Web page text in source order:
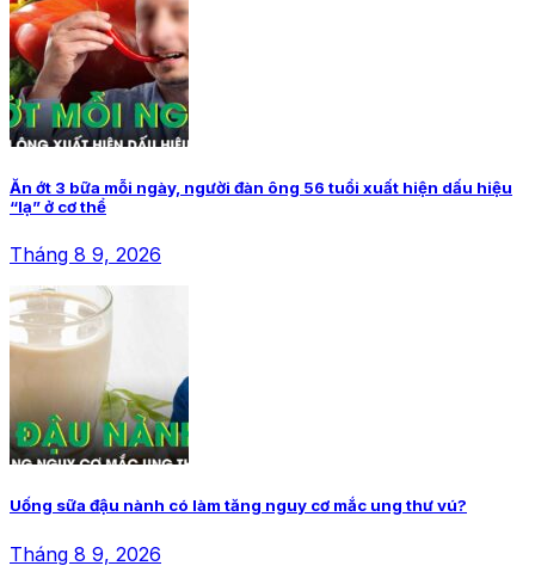
Ăn ớt 3 bữa mỗi ngày, người đàn ông 56 tuổi xuất hiện dấu hiệu
“lạ” ở cơ thể
Tháng 8 9, 2026
Uống sữa đậu nành có làm tăng nguy cơ mắc ung thư vú?
Tháng 8 9, 2026